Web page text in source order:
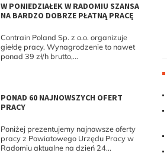
W PONIEDZIAŁEK W RADOMIU SZANSA
NA BARDZO DOBRZE PŁATNĄ PRACĘ
Contrain Poland Sp. z o.o. organizuje
giełdę pracy. Wynagrodzenie to nawet
ponad 39 zł/h brutto,...
PONAD 60 NAJNOWSZYCH OFERT
PRACY
Poniżej prezentujemy najnowsze oferty
pracy z Powiatowego Urzędu Pracy w
Radomiu aktualne na dzień 24...